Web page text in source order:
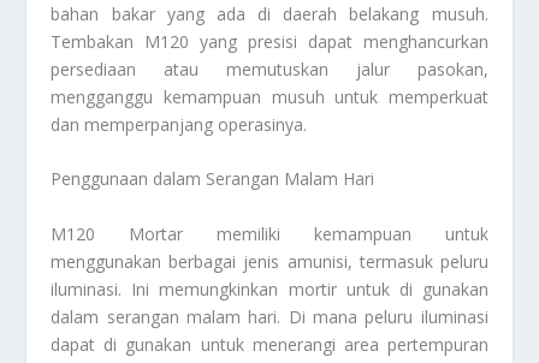
bahan bakar yang ada di daerah belakang musuh.
Tembakan M120 yang presisi dapat menghancurkan
persediaan atau memutuskan jalur pasokan,
mengganggu kemampuan musuh untuk memperkuat
dan memperpanjang operasinya.
Penggunaan dalam Serangan Malam Hari
M120 Mortar memiliki kemampuan untuk
menggunakan berbagai jenis amunisi, termasuk peluru
iluminasi. Ini memungkinkan mortir untuk di gunakan
dalam serangan malam hari. Di mana peluru iluminasi
dapat di gunakan untuk menerangi area pertempuran